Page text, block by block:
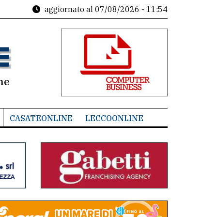
aggiornato al 07/08/2026 - 11:54
CASATEONLINE LECCOONLINE